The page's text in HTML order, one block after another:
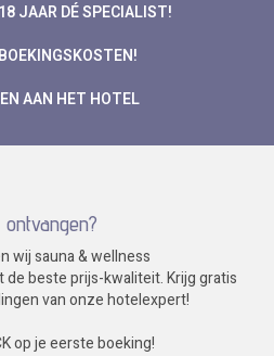
JAAR DÉ SPECIALIST!
AAN HET HOTEL
wij sauna & wellness
beste prijs-kwaliteit. Krijg gratis
van onze hotelexpert!
op je eerste boeking!